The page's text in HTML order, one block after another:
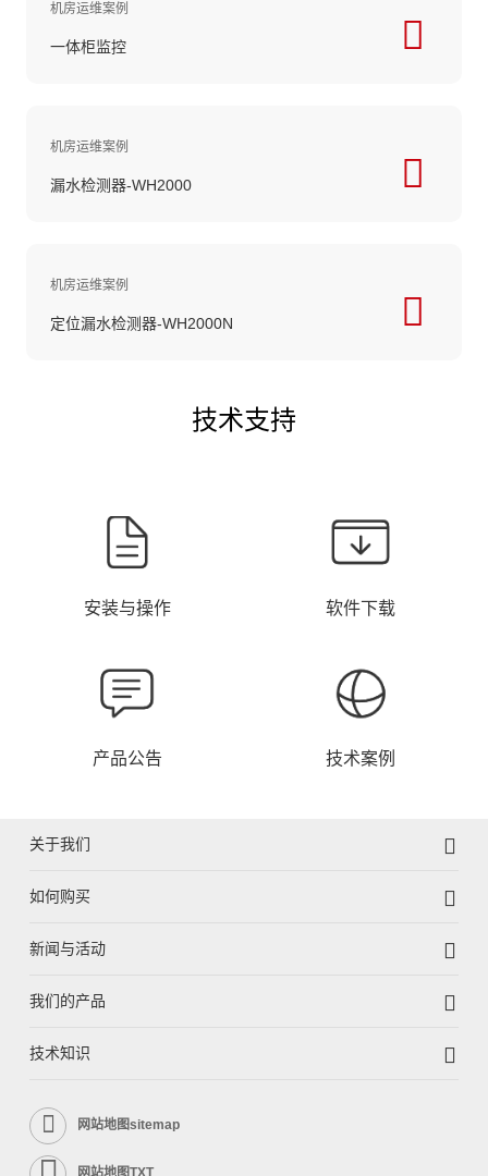
机房运维案例
一体柜监控
机房运维案例
漏水检测器-WH2000
机房运维案例
定位漏水检测器-WH2000N
技术支持
安装与操作 软件下载
产品公告 技术案例
关于我们
如何购买
新闻与活动
我们的产品
技术知识
网站地图sitemap